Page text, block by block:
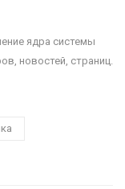
ядра системы
новостей, страниц.